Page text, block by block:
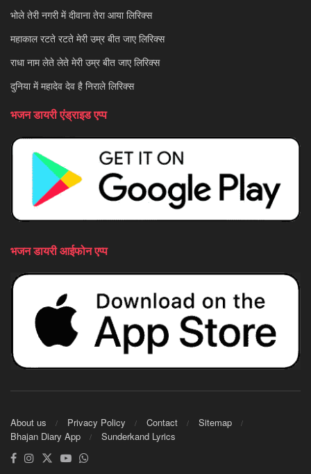
भोले तेरी नगरी में दीवाना तेरा आया लिरिक्स
महाकाल रटते रटते मेरी उम्र बीत जाए लिरिक्स
राधा नाम लेते लेते मेरी उम्र बीत जाए लिरिक्स
दुनिया में महादेव देव है निराले लिरिक्स
भजन डायरी एंड्राइड एप्प
भजन डायरी आईफोन एप्प
About us Privacy Policy Contact
Sitemap
Bhajan Diary App
Sunderkand Lyrics